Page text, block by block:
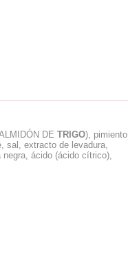
DE TRIGO), pimiento
sal, extracto de levadura,
ácido (ácido cítrico),